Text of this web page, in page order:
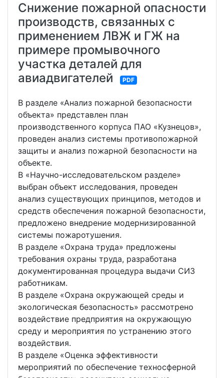
Снижение пожарной опасности
производств, связанных с
применением ЛВЖ и ГЖ на
примере промывочного
участка деталей для
авиадвигателей
PDF
В разделе «Анализ пожарной безопасности
объекта» представлен план
производственного корпуса ПАО «Кузнецов»,
проведен анализ системы противопожарной
защиты и анализ пожарной безопасности на
объекте.
В «Научно-исследовательском разделе»
выбран объект исследования, проведен
анализ существующих принципов, методов и
средств обеспечения пожарной безопасности,
предложено внедрение модернизированной
системы пожаротушения.
В разделе «Охрана труда» предложены
требования охраны труда, разработана
документированная процедура выдачи СИЗ
работникам.
В разделе «Охрана окружающей среды и
экологическая безопасность» рассмотрено
воздействие предприятия на окружающую
среду и мероприятия по устранению этого
воздействия.
В разделе «Оценка эффективности
мероприятий по обеспечение техносферной